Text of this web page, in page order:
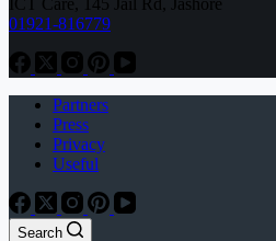
ICT Care, 145 Jail Rd, Jashore
01921-816779
Partners
Press
Privacy
Useful
Search